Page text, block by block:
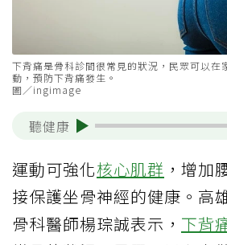
下背痛是骨科診間很常見的狀況，民眾可以在
動，預防下背痛發生。
圖／ingimage
聽健康
運動可強化核心肌群 ，增加
接保護坐骨神經的健康。高
骨科醫師楊琮誠表示， 下背